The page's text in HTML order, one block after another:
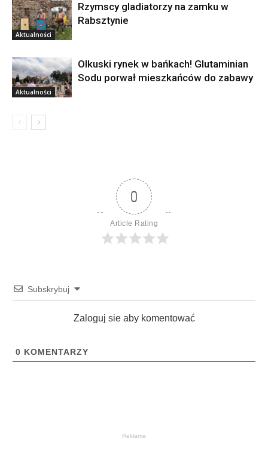
Aktualności
Rzymscy gladiatorzy na zamku w
Rabsztynie
Aktualności
Olkuski rynek w bańkach! Glutaminian
Sodu porwał mieszkańców do zabawy
0
Article Rating
Subskrybuj
Zaloguj sie aby komentować
0 KOMENTARZY
Reklama